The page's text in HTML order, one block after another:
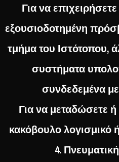
Για να
εξουσιοδοτημένη
τμήμα του Ιστότοπου,
συστήματα
συνδεδεμένα
Για να μεταδώσετε
κακόβουλο λογισμικό
4.